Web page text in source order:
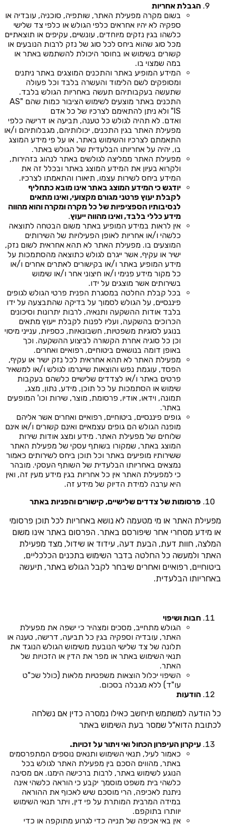
הגבלת אחריות
בשום מקרה מפעילת האתר, שותפיה, סוכניה, עובדיה או
ספקיה לא יהיו אחראים כלפי הגולש או כלפי צד שלישי
כלשהו בגין נזקים מיוחדים, עונשיים, עקיפים או תוצאתיים
מכל סוג שהוא ביחס לכל סוג של נזק לרבות הנובעים או
קשורים בשימוש או בחוסר היכולת להשתמש באתר או
במה שמצוי בו.
המידע המופיע באתר והתכנים המוצגים באתר ניתנים
ומסופקים לשם הלימוד והעשרה בלבד וכל פעולה
שתעשה בעקבותיהם תעשה באחריות הגולש בלבד.
התכנים באתר מוצעים לשימוש הציבור כמות שהם "AS
IS" ולא ניתן להתאימם לצרכיו של כל אדם
ואדם. לא תהיה לגולש כל טענה, תביעה או דרישה כלפי
מפעילת האתר בגין התכנים, יכולותיהם, מגבלותיהם ו/או
התאמתם לצרכיו והשימוש באתר, או על פי מידע המוצג
בו, יהיה על אחריותו הבלעדית של הגולש באתר.
מפעילת האתר ממליצה לגולשים באתר לנהוג בזהירות,
ולקרוא בעיון את המידע המוצג באתר ובכלל זה את
המידע ביחס לשירות עצמו, תיאורו והתאמתו לצרכיו.
יודגש כי המידע המוצג באתר אינו מובא כתחליף
לקבלת יעוץ פרטני מגורם מקצועי, ואינו מתאים
לנסיבותיו הספציפיות של כל מקרה ומקרה והוא מהווה
מידע כללי בלבד, ואינו מהווה ייעוץ.
אין לראות במידע המופיע באתר משום הבטחה לתוצאה
כלשהי ו/או אחריות לאופן הפעילויות של השירותים
המוצעים בו. מפעילת האתר לא תהא אחראית לשום נזק,
ישיר או עקיף, אשר ייגרם לגולש כתוצאה מהסתמכות על
מידע המופיע באתר ו/או בקישורים לאתרים אחרים ו/או
כל מקור מידע פנימי ו/או חיצוני אחר ו/או שימוש
בשירותים אשר מוצגים על ידו.
בכל קבלת החלטה במסגרת הפנית פרטי הגולש לגופים
פיננסיים, על הגולש לסמוך על בדיקה שהתבצעה על ידו
בלבד אודות ההשקעה ותנאיה, לרבות יתרונות וסיכונים
הכרוכים בהשקעה, ועליו לפנות לקבלת ייעוץ מתאים
בנוגע לסוגיות משפטיות, חשבונאיות, כספיות, ענייני מיסוי
וכן כל סוגיה אחרת הקשורה לביצוע ההשקעה. וכך
באופן דומה בנושאים ביטוחיים, רפואיים ואחרים.
מפעילת האתר לא תהא אחראית לכל נזק ישיר או עקיף,
הפסד, עוגמת נפש והוצאות שייגרמו לגולש ו/או למשאיר
פרטים באתר ו/או לצדדים שלישיים כלשהם בעקבות
שימוש או הסתמכות על כל תוכן, מידע, נתון, מצג,
תמונה, וידאו, אודיו, פרסומת, מוצר, שירות וכו' המופעים
באתר.
גופים פיננסיים, ביטוחיים, רפואיים ואחרים אשר אליהם
מופנה הגולש הם גופים עצמאיים ואינם קשורים ו/או אינם
שלוחים של מפעילת האתר. מידע ומצג אודות שירות
המוצג באתר, שמקורו בשותף עסקי של מפעילת האתר
ששירותיו מופיעים באתר וכל תוכן ביחס לשירותים כאמור
נמצאים באחריותו הבלעדית של השותף העסקי. מובהר
כי למפעילת האתר אין כל אחריות בגין מידע מעין זה, ואין
היא ערבה למידת הדיוק של מידע זה.
פרסומות של צדדים שלישיים, קישורים והפניות באתר
מפעילת האתר או מי מטעמה לא נושא באחריות לכל תוכן פרסומי
או מידע מסחרי אחר שיפורסם באתר. הפרסום באתר אינו משום
המלצה, חוות דעת, הבעת דעה, עידוד או שידול, מצד מפעילת
האתר ולמעשה כל החלטה בדבר השימוש בתכנים הכלכליים,
ביטוחיים, רפואיים ואחרים שיבחר לקבל הגולש באתר, תיעשה
באחריותו הבלעדית.
חבות ושיפוי
הגולש מתחייב, מסכים ומצהיר כי ישפה את מפעילת
האתר, עובדיה וספקיה בגין כל תביעה, דרישה, טענה או
תלונה של צד שלישי הנובעת משימוש הגולש הנוגד את
תנאי השימוש באתר או מפר את הדין או הזכויות של
האתר.
השיפוי יכלול הוצאות משפטיות מלאות (כולל שכ"ט
עו"ד) ללא מגבלה בסכום.
הודעות
כל הודעה למשתמש תיחשב כאילו נמסרה כדין אם נשלחה
לכתובת הדוא"ל שמסר בעת השימוש באתר
עיקרון העיפרון הכחול ואי ויתור על זכויות.
כאמור לעיל, תנאי השימוש ותנאים נוספים המתפרסמים
באתר, מהווים הסכם בין מפעילת האתר לגולש בכל
הנוגע לשימוש באתר, לרבות ברכישה הימנו. אם מסיבה
כלשהי בית משפט מוסמך יקבע כי הוראה כלשהי אינה
ניתנת לאכיפה, הרי מוסכם שיש לאכוף את ההוראה
במידה המרבית המותרת על פי דין, ויתר תנאי השימוש
יוותרו בתוקפם.
אין באי אכיפה של תנייה כדי לגרוע מתוקפה או כדי